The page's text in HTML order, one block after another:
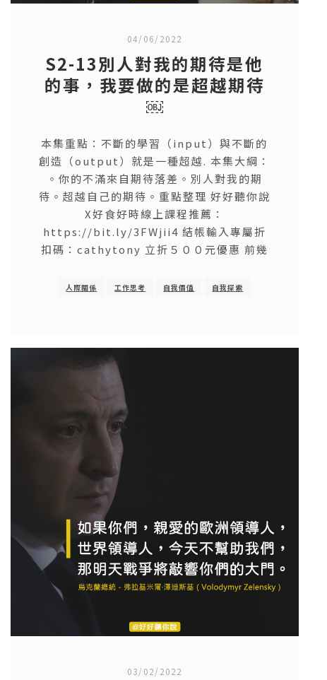
04/06/2022
S2-13別人對我的期待是他
的事，我要做的是超越期待
￼
本集重點：不斷的學習（input）與不斷的
創造（output）就是一種超越. 本集大綱：
。你的不滿來自期待落差。別人對我的期
待。超越自己的期待。重點整理 好好聽你說
X好食好時線上課程推薦：
https://bit.ly/3FWjii4 結帳輸入專屬折
扣碼：cathytony 立折５００元優惠 前幾
人際關係 工作思考 自我價值 自我探索
03/02/2022